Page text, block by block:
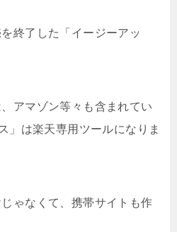
終了した「イージーアッ
アマゾン等々も含まれてい
」は楽天専用ツールになりま
ゃなくて、携帯サイトも作